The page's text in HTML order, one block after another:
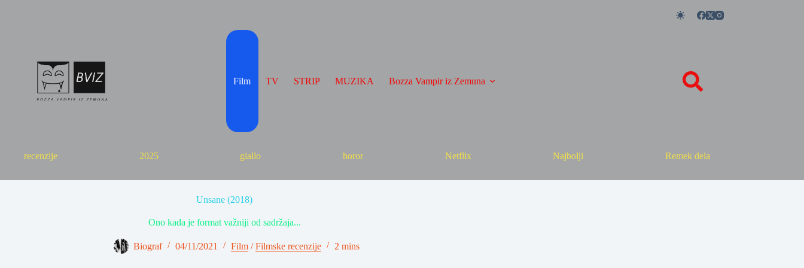
Film TV STRIP MUZIKA Bozza Vampir iz Zemuna
recenzije 2025 giallo horor Netflix Najbolji Remek dela
Unsane (2018)
Ono kada je format važniji od sadržaja...
Biograf 04/11/2021 Film/Filmske recenzije 2 mins